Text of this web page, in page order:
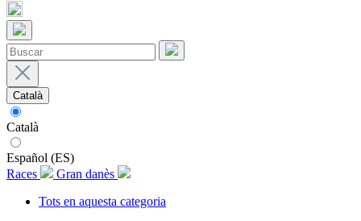
Català
Català
Español (ES)
Races
Gran danès
Tots en aquesta categoria